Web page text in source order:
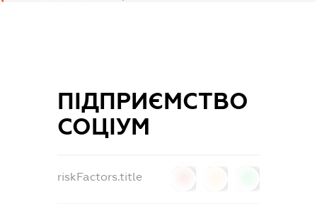
ПІДПРИЄМСТВО
СОЦІУМ
riskFactors.title